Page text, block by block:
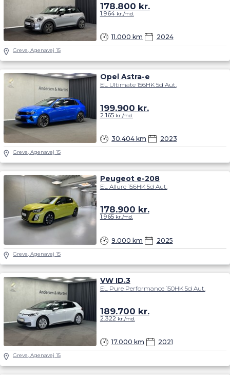
11.000 km 2024
178.800 kr.
1.964kr./md.
Greve, Agenavej 15
Opel Astra-e
EL Ultimate 156HK 5d Aut.
30.404 km 2023
199.900 kr.
2.165kr./md.
Greve, Agenavej 15
Peugeot e-208
EL Allure 156HK 5d Aut.
9.000 km 2025
178.900 kr.
1.965kr./md.
Greve, Agenavej 15
VW ID.3
EL Pure Performance 150HK 5d Aut.
17.000 km 2021
189.700 kr.
2.322kr./md.
Greve, Agenavej 15